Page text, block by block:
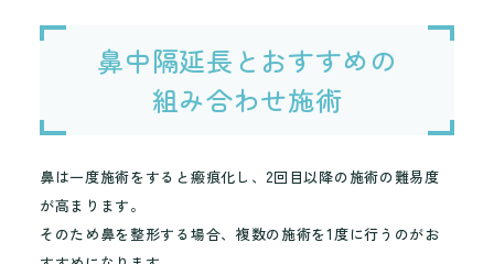
鼻中隔延長とおすすめの
組み合わせ施術
鼻は一度施術をすると瘢痕化し、2回目以降の施術の難易度
が高まります。
そのため鼻を整形する場合、複数の施術を1度に行うのがお